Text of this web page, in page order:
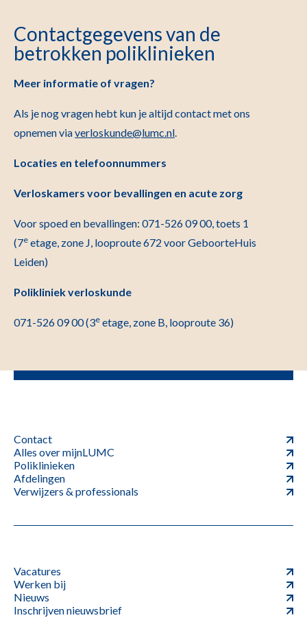
Contactgegevens van de
betrokken poliklinieken
Meer informatie of vragen?
Als je nog vragen hebt kun je altijd contact met ons
opnemen viaverloskunde@lumc.nl.
Locaties en telefoonnummers
Verloskamers voor bevallingen en acute zorg
Voor spoed en bevallingen: 071-526 09 00, toets 1
(7e etage, zone J, looproute 672 voor GeboorteHuis
Leiden)
Polikliniek verloskunde
071-526 09 00 (3e etage, zone B, looproute 36)
Contact
Alles over mijnLUMC
Poliklinieken
Afdelingen
Verwijzers & professionals
Vacatures
Werken bij
Nieuws
Inschrijven nieuwsbrief